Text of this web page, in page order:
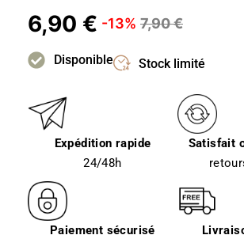
6,90 € -13% 7,90€
Disponible Stock limité
Expédition rapide
24/48h
Satisfait
Paiement sécurisé